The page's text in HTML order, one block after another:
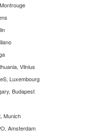
Vilnius
Luxembourg
Budapest
Munich
Amsterdam